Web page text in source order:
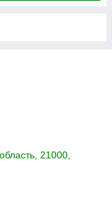
21000,